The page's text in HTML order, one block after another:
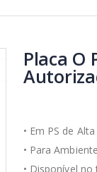
Placa O
• Em PS de
• Para
• Disponível